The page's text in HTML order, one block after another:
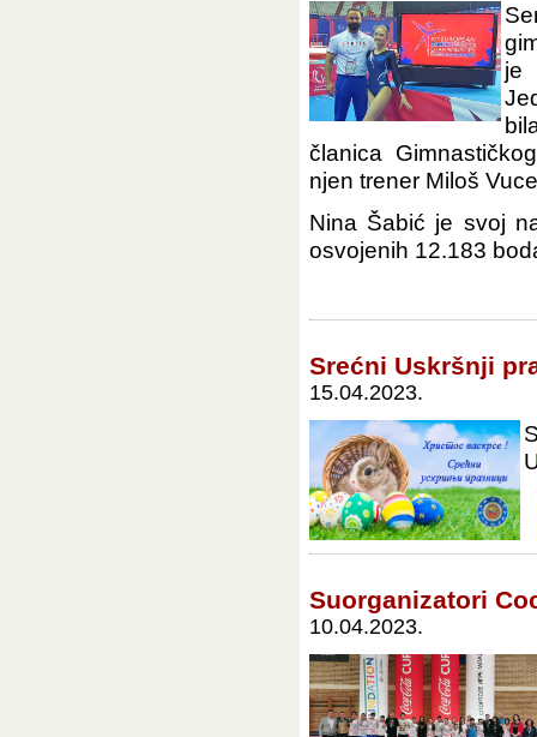
je
članica
njen trener Miloš
Nina Šabić je svoj n
osvojenih 12.183
Srećni Uskršnji
15.04.2023.
Suorganizatori
10.04.2023.